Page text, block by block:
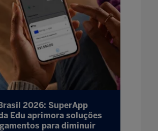
2026: SuperApp
Edu aprimora soluções
para diminuir